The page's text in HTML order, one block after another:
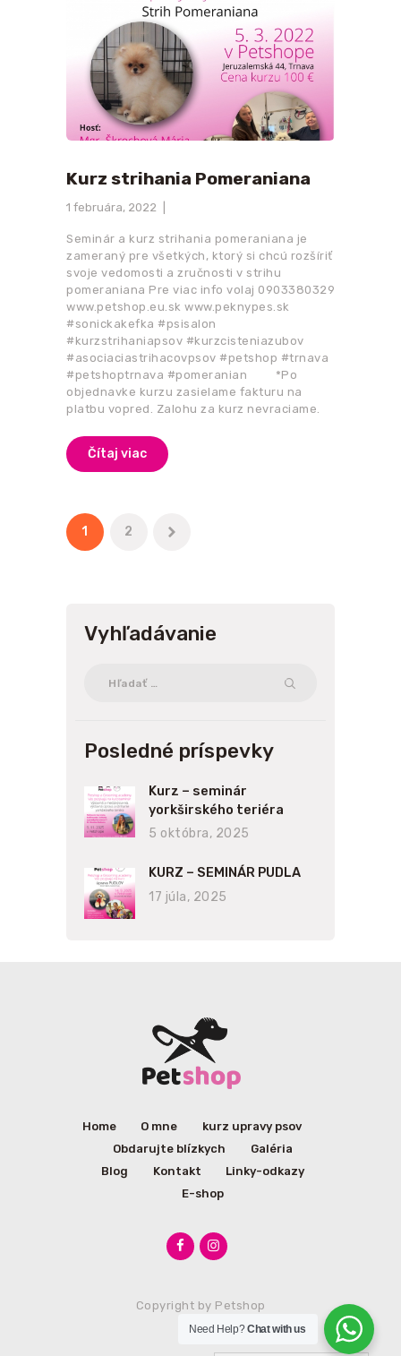
Kurz strihania Pomeraniana
1 februára, 2022
Seminár a kurz strihania pomeraniana je
zameraný pre všetkých, ktorý si chcú rozšíriť
svoje vedomosti a zručnosti v strihu
pomeraniana Pre viac info volaj 0903380329
www.petshop.eu.sk www.peknypes.sk
#sonickakefka #psisalon
#kurzstrihaniapsov #kurzcisteniazubov
#asociaciastrihacovpsov #petshop #trnava
#petshoptrnava #pomeranian *Po
objednavke kurzu zasielame fakturu na
platbu vopred. Zalohu za kurz nevraciame.
Čítaj viac
Stránkovanie
príspevkov
PAGE
1 PAGE
2
Vyhľadávanie
Posledné príspevky
Kurz – seminár
yorkširského teriéra
5 októbra, 2025
KURZ – SEMINÁR PUDLA
17 júla, 2025
Home O mne
kurz upravy psov
Obdarujte blízkych
Galéria
Blog
Kontakt
Linky-odkazy
E-shop
Copyright by Petshop
Need Help?Chat with us